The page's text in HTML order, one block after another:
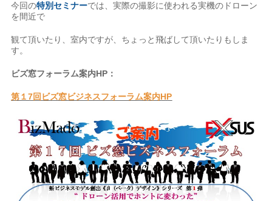
今回の特別セミナーでは、実際の撮影に使われる実機のドローン
を間近で
観て頂いたり、室内ですが、ちょっと飛ばして頂いたりもしま
す。
ビズ窓フォーラム案内HP：
第１7回ビズ窓ビジネスフォーラム案内HP